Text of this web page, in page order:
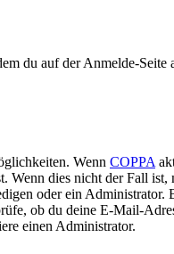
du auf der Anmelde-Seite
Wenn COPPA
Wenn dies nicht der Fall
oder ein
ob du deine E-Mail-
einen Administrator.